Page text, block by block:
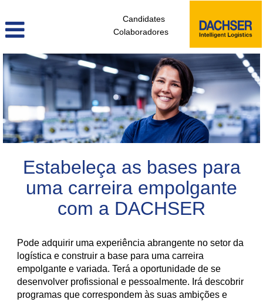
Candidates
Colaboradores
colaboradores_sem_experiencia_pt
Estabeleça as bases para
uma carreira empolgante
com a DACHSER
Pode adquirir uma experiência abrangente no setor da
logística e construir a base para uma carreira
empolgante e variada. Terá a oportunidade de se
desenvolver profissional e pessoalmente. Irá descobrir
programas que correspondem às suas ambições e